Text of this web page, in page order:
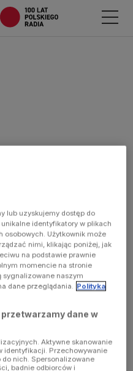
lub uzyskujemy dostęp do
identyfikatory w plikach
osobowych. Użytkownik może
nimi, klikając poniżej, jak
na podstawie prawnie
momencie na stronie
sygnalizowane naszym
dane przeglądania. Polityka
dane w
Aktywne skanowanie
identyfikacji. Przechowywanie
nich. Spersonalizowane
badnie odbiorców i